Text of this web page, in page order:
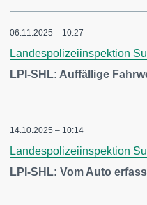
06.11.2025 – 10:27
Landespolizeiinspektion
LPI-SHL: Auffällige
14.10.2025 – 10:14
Landespolizeiinspektion
LPI-SHL: Vom Auto